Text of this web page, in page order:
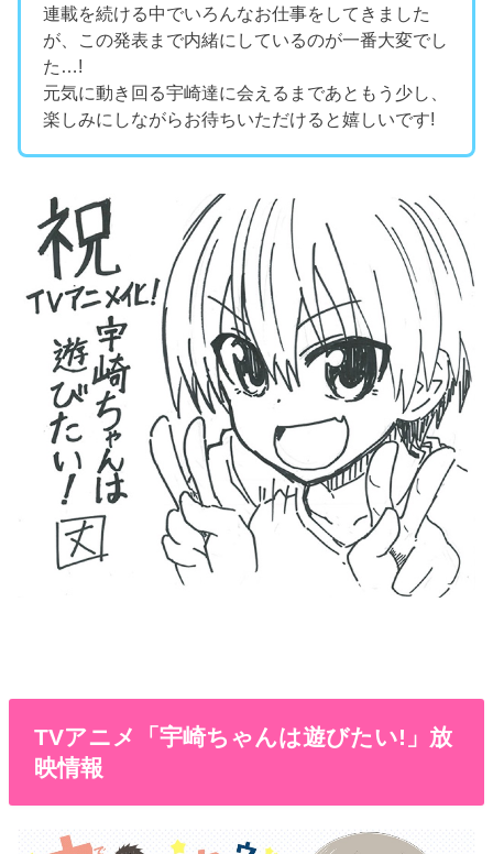
連載を続ける中でいろんなお仕事をしてきました
が、この発表まで内緒にしているのが一番大変でし
た…!
元気に動き回る宇崎達に会えるまであともう少し、
楽しみにしながらお待ちいただけると嬉しいです!
TVアニメ「宇崎ちゃんは遊びたい!」放
映情報